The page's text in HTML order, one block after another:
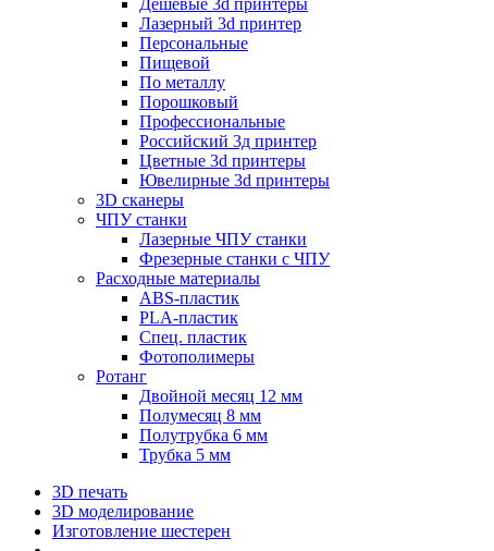
Дешевые 3d принтеры
Лазерный 3d принтер
Персональные
Пищевой
По металлу
Порошковый
Профессиональные
Российский 3д принтер
Цветные 3d принтеры
Ювелирные 3d принтеры
3D сканеры
ЧПУ станки
Лазерные ЧПУ станки
Фрезерные станки с ЧПУ
Расходные материалы
ABS-пластик
PLA-пластик
Спец. пластик
Фотополимеры
Ротанг
Двойной месяц 12 мм
Полумесяц 8 мм
Полутрубка 6 мм
Трубка 5 мм
3D печать
3D моделирование
Изготовление шестерен